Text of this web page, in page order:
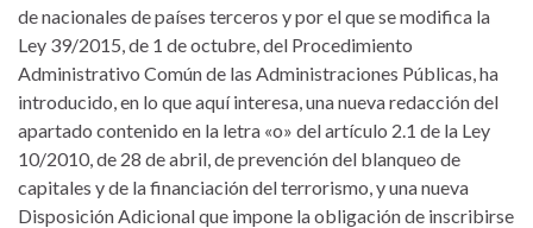
de nacionales de países terceros y por el que se modifica la
Ley 39/2015, de 1 de octubre, del Procedimiento
Administrativo Común de las Administraciones Públicas, ha
introducido, en lo que aquí interesa, una nueva redacción del
apartado contenido en la letra «o» del artículo 2.1 de la Ley
10/2010, de 28 de abril, de prevención del blanqueo de
capitales y de la financiación del terrorismo, y una nueva
Disposición Adicional que impone la obligación de inscribirse